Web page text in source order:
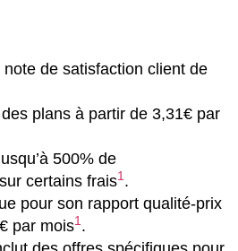
de satisfaction client de
plans à partir de 3,31€ par
500% de
certains frais1.
pour son rapport qualité-prix
par mois1.